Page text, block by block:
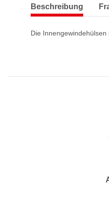
Beschreibung
Die